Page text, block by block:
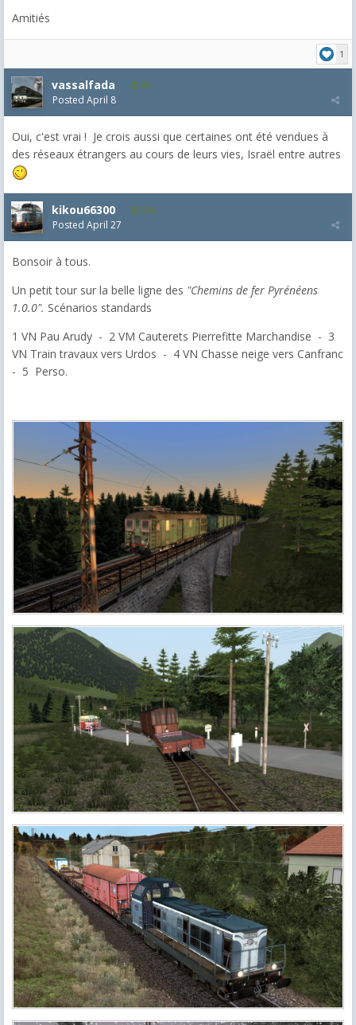
Amitiés
1
vassalfada 88
Posted April 8
Oui, c'est vrai ! Je crois aussi que certaines ont été vendues à
des réseaux étrangers au cours de leurs vies, Israël entre autres
kikou66300 538
Posted April 27
Bonsoir à tous.
Un petit tour sur la belle ligne des "Chemins de fer Pyrénéens
1.0.0". Scénarios standards
1 VN Pau Arudy - 2 VM Cauterets Pierrefitte Marchandise - 3
VN Train travaux vers Urdos - 4 VN Chasse neige vers Canfranc
- 5 Perso.